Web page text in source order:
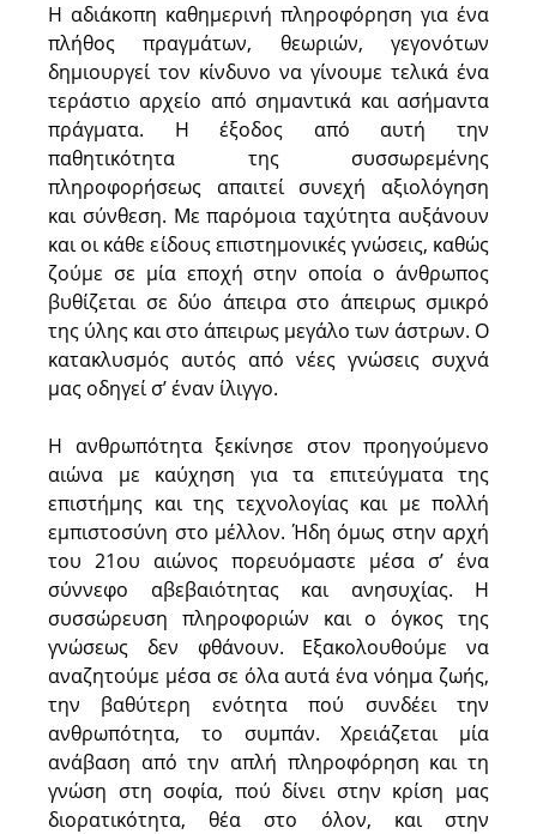
Η αδιάκοπη καθημερινή πληροφόρηση για ένα
πλήθος πραγμάτων, θεωριών, γεγονότων
δημιουργεί τον κίνδυνο να γίνουμε τελικά ένα
τεράστιο αρχείο από σημαντικά και ασήμαντα
πράγματα. Η έξοδος από αυτή την
παθητικότητα της συσσωρεμένης
πληροφορήσεως απαιτεί συνεχή αξιολόγηση
και σύνθεση. Με παρόμοια ταχύτητα αυξάνουν
και οι κάθε είδους επιστημονικές γνώσεις, καθώς
ζούμε σε μία εποχή στην οποία ο άνθρωπος
βυθίζεται σε δύο άπειρα στο άπειρως σμικρό
της ύλης και στο άπειρως μεγάλο των άστρων. Ο
κατακλυσμός αυτός από νέες γνώσεις συχνά
μας οδηγεί σ’ έναν ίλιγγο.
Η ανθρωπότητα ξεκίνησε στον προηγούμενο
αιώνα με καύχηση για τα επιτεύγματα της
επιστήμης και της τεχνολογίας και με πολλή
εμπιστοσύνη στο μέλλον. Ήδη όμως στην αρχή
του 21ου αιώνος πορευόμαστε μέσα σ’ ένα
σύννεφο αβεβαιότητας και ανησυχίας. Η
συσσώρευση πληροφοριών και ο όγκος της
γνώσεως δεν φθάνουν. Εξακολουθούμε να
αναζητούμε μέσα σε όλα αυτά ένα νόημα ζωής,
την βαθύτερη ενότητα πού συνδέει την
ανθρωπότητα, το συμπάν. Χρειάζεται μία
ανάβαση από την απλή πληροφόρηση και τη
γνώση στη σοφία, πού δίνει στην κρίση μας
διορατικότητα, θέα στο όλον, και στην